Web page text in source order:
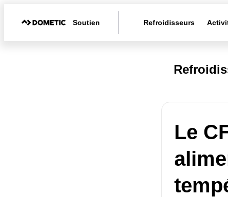
Soutien Refroidisseurs
Le